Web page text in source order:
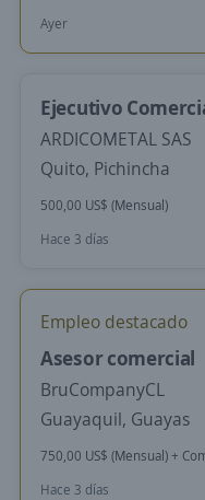
Ayer
Ejecutivo
ARDICOMETAL SAS
Quito, Pichincha
500,00 US$ (Mensual)
Hace 3 días
Empleo destacado
Asesor comercial
BruCompanyCL
Guayaquil, Guayas
750,00 US$ (Mensual) +
Hace 3 días